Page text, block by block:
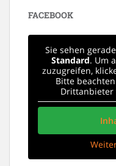
FACEBOOK
Sie sehen
Standard. Um
zuzugreifen,
Bitte
Drittanbieter